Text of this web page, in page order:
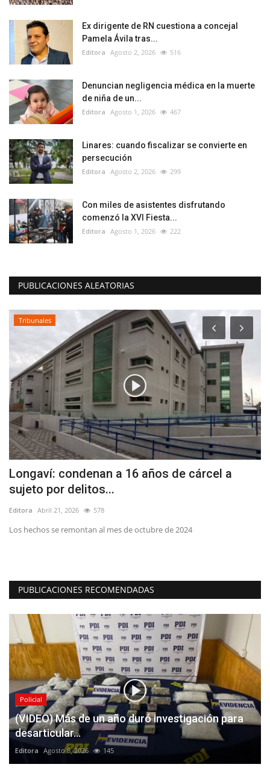
Ex dirigente de RN cuestiona a concejal
Pamela Ávila tras...
Editora Agosto 2, 2026 516
Denuncian negligencia médica en la muerte
de niña de un...
Editora Agosto 1, 2026 467
Linares: cuando fiscalizar se convierte en
persecución
Editora Agosto 2, 2026 299
Con miles de asistentes disfrutando
comenzó la XVI Fiesta...
Editora Agosto 1, 2026 222
PUBLICACIONES ALEATORIAS
Tribunales
Longaví: condenan a 16 años de cárcel a
sujeto por delitos...
Editora Abril 21, 2026 578
Los hechos se remontan al mes de octubre de 2024
PUBLICACIONES RECOMENDADAS
Policial
(VIDEO) Más de un año duró investigación para
desarticular...
Editora Agosto 8, 2026 145